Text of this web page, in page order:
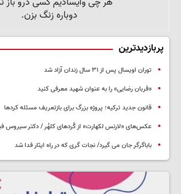
پربازدیدترین
توران اویسال پس از ۳۱ سال زندان آزاد شد
«قربان رضایی» را به عنوان شهید معرفی کنید
قانون جدید ترکیه؛ پروژه بزرگ‌ برای بازتعریف مسئله کردها
عکس‌های «لارنس لکهارت» از کُردهای کلهُر / دکتر سیروس
باباگرگر جان می گیرد/ نجات گری که در راه ایثار فدا شد